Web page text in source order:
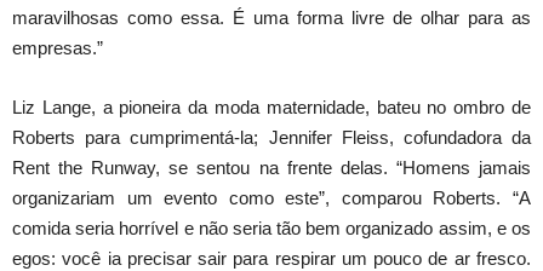
maravilhosas como essa. É uma forma livre de olhar para as
empresas.”
Liz Lange, a pioneira da moda maternidade, bateu no ombro de
Roberts para cumprimentá-la; Jennifer Fleiss, cofundadora da
Rent the Runway, se sentou na frente delas. “Homens jamais
organizariam um evento como este”, comparou Roberts. “A
comida seria horrível e não seria tão bem organizado assim, e os
egos: você ia precisar sair para respirar um pouco de ar fresco.